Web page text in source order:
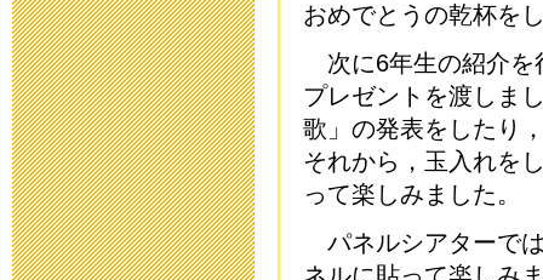
欠席・遅刻連
2021年4月 7日
運動会実施案
2020年10月18日
運動会延期の
おめでとうの乾杯を
次に6年生の紹介を
プレゼントを渡しま
歌」の発表をしたり
それから，玉入れを
って楽しみました。
パネルシアターで